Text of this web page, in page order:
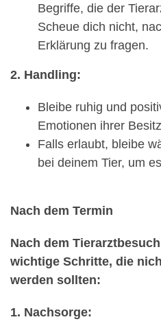
Begriffe, die der
Scheue dich nicht,
Erklärung zu fragen.
2. Handling:
Bleibe ruhig und
Emotionen ihrer
Falls erlaubt, bleibe
bei deinem Tier, um
Nach dem Termin
Nach dem
wichtige Schritte, die
werden sollten:
1. Nachsorge: